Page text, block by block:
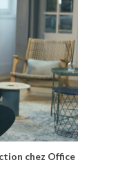
chez Office